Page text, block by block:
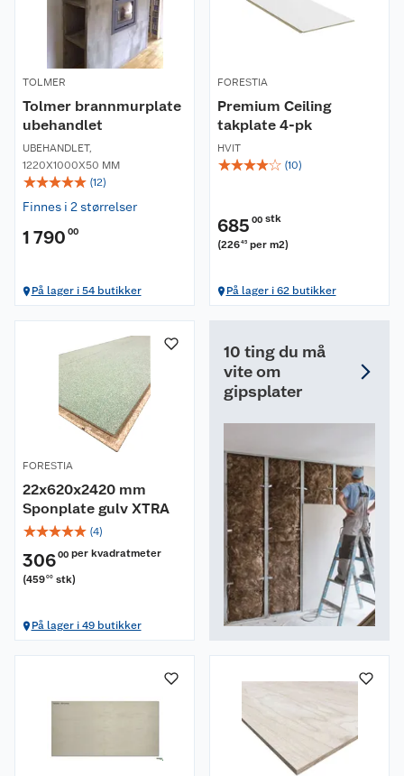
TOLMER
Tolmer brannmurplate
ubehandlet
UBEHANDLET,
1220X1000X50 MM
☆☆☆☆☆ (12)
Finnes i 2 størrelser
1 790 00
På lager i 54 butikker
FORESTIA
Premium Ceiling
takplate 4-pk
HVIT
☆☆☆☆☆ (10)
685 00 stk
(22645 per m2)
På lager i 62 butikker
FORESTIA
22x620x2420 mm
Sponplate gulv XTRA
☆☆☆☆☆ (4)
30600 per kvadratmeter
(45900 stk)
På lager i 49 butikker
10 ting du må
vite om
gipsplater